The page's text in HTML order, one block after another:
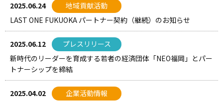
2025.06.24
地域貢献活動
LAST ONE FUKUOKA パートナー契約（継続）のお知らせ
2025.06.12
プレスリリース
新時代のリーダーを育成する若者の経済団体「NEO福岡」とパー
トナーシップを締結
2025.04.02
企業活動情報